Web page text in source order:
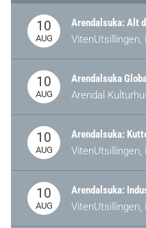
10
AUG
VitenUtsillingen,
10
AUG
Arendal
10
AUG
VitenUtsillingen,
10
AUG
Arendalsuka:
VitenUtsillingen,